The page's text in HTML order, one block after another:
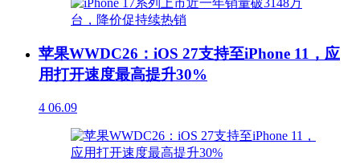
苹果WWDC26：iOS 27支持至iPhone 11，应
用打开速度最高提升30%
4 06.09